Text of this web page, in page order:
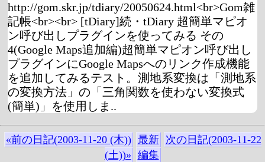
http://gom.skr.jp/tdiary/20050624.html<br>Gom雑
記帳<br><br> [tDiary]続・tDiary 超簡単マピオ
ン呼び出しプラグインを使ってみる その
4(Google Maps追加編)超簡単マピオン呼び出し
プラグインにGoogle Mapsへのリンク作成機能
を追加してみるテスト。測地系変換は「測地系
の変換方法」の「三角関数を使わない変換式
(簡単)」を使用しま..
«前の日記(2003-11-20 (木)) 最新
次の日記(2003-11-22
(土))» 編集